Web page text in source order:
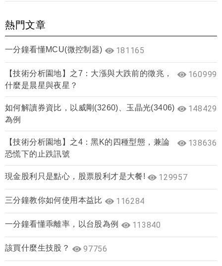
熱門文章
一分鐘看懂MCU(微控制器) 181165
【技術分析園地】之7：大漲與大跌前的徵兆，
什麼是晨星與夜星？
160999
如何解讀券資比，以威剛(3260)、玉晶光(3406)
為例
148429
【技術分析園地】之4：黑K的四種型態，兼論
恐慌下的止跌訊號
138636
現金股利只是點心，股票股利才是大餐! 129957
三分鐘教你如何使用本益比 116284
一分鐘看懂乖離率，以台股為例 113840
該買什麼生技股？ 97756